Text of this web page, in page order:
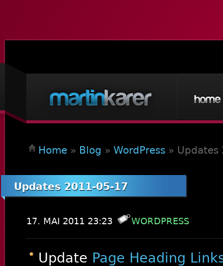
Home » Blog » WordPress » Updates
Updates 2011-05-17
17. MAI 2011 23:23 WORDPRESS
Update Page Heading